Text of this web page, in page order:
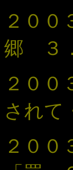
２０
郷 ３
２０
されて
２０